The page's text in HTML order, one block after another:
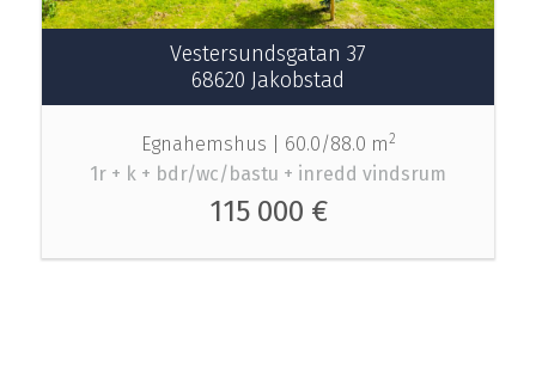
Vestersundsgatan 37
68620 Jakobstad
Egnahemshus | 60.0/88.0 m2
1r + k + bdr/wc/bastu + inredd vindsrum
115 000 €